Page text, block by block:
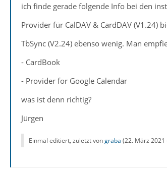
ich finde gerade folgende Info bei den
Provider für CalDAV & CardDAV (V1.24)
TbSync (V2.24) ebenso wenig. Man
- CardBook
- Provider for Google Calendar
was ist denn richtig?
Jürgen
Einmal editiert, zuletzt vongraba (22. März 2021